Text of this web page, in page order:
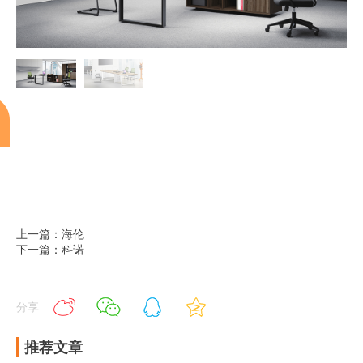
上一篇：海伦
下一篇：科诺
分享
推荐文章